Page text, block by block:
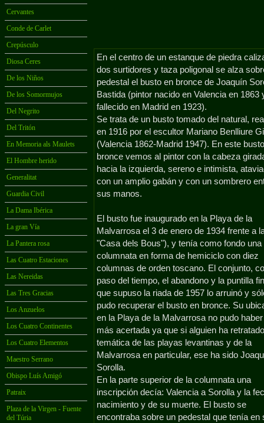
Cervantes
Conde de Carlet
Crepúsculo
Diosa Ceres
De los Niños
De los Somormujos
Del Negrito
Del Tritón
En Memoria als Maulets
El Hombre herido
Generalitat
Guardia Civil
La Dama Ibérica
La gran Vía
La Pantera rosa
Las Cuatro Estaciones
Las Nereidas
Las Tres Gracias
Los Anzuelos
Los Cuatro Continentes
Los Cuatro Elementos
Maestro Serrano
Obispo Luís Amigó
Patraix
Plaza de la Virgen - Fuente
del Túria
En el centro de un estanque de piedra
dos surtidores y taza poligonal se alza
pedestal el busto en bronce de Joaquín
Bastida (pintor nacido en Valencia en 1863
fallecido en Madrid en 1923).
Se trata de un busto tomado del natural,
en 1916 por el escultor Mariano Benlliure
(Valencia 1862-Madrid 1947). En este
bronce vemos al pintor con la cabeza
hacia la izquierda, sereno e intimista,
con un amplio gabán y con un sombrero
sus manos.
El busto fue inaugurado en la Playa de la
Malvarrosa el 3 de enero de 1934 frente a
"Casa dels Bous"), y tenía como fondo una
columnata en forma de hemiciclo con diez
columnas de orden toscano. El conjunto,
paso del tiempo, el abandono y la puntilla
que supuso la riada de 1957 lo arruinó y
pudo recuperar el busto en bronce. Su
en la Playa de la Malvarrosa no pudo
más acertada ya que si alguien ha
temática de las playas levantinas y de la
Malvarrosa en particular, ese ha sido
Sorolla.
En la parte superior de la columnata una
inscripción decía: Valencia a Sorolla y la
nacimiento y de su muerte. El busto se
encontraba sobre un pedestal que tenía en